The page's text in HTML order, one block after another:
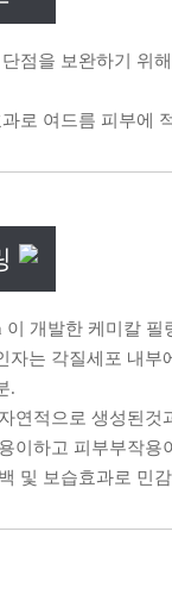
점을 보완하기 위
로 여드름 피부에
이 개발한 케미칼 필
자는 각질세포 내
.
연적으로 생성된것
이하고 피부부작
및 보습효과로 민